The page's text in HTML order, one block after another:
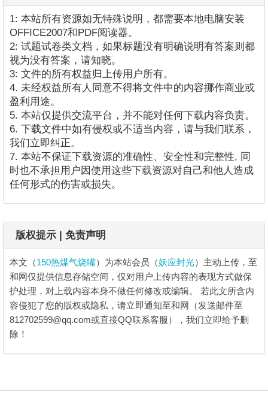
1: 本站所有资源如无特殊说明，都需要本地电脑安装
OFFICE2007和PDF阅读器。
2: 试题试卷类文档，如果标题没有明确说明有答案则都
视为没有答案，请知晓。
3: 文件的所有权益归上传用户所有。
4. 未经权益所有人同意不得将文件中的内容挪作商业或
盈利用途。
5. 本站仅提供交流平台，并不能对任何下载内容负责。
6. 下载文件中如有侵权或不适当内容，请与我们联系，
我们立即纠正。
7. 本站不保证下载资源的准确性、安全性和完整性, 同
时也不承担用户因使用这些下载资源对自己和他人造成
任何形式的伤害或损失。
版权提示 | 免责声明
本文（150热煤气烧嘴）为本站会员（妖应封光）主动上传，至
和网仅提供信息存储空间，仅对用户上传内容的表现方式做保
护处理，对上载内容本身不做任何修改或编辑。 若此文所含内
容侵犯了您的版权或隐私，请立即通知至和网（发送邮件至
812702599@qq.com或直接QQ联系客服），我们立即给予删
除！